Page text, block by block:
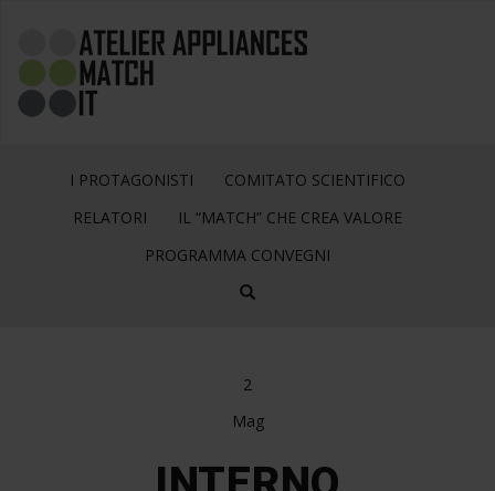
I PROTAGONISTI
COMITATO SCIENTIFICO
RELATORI
IL “MATCH” CHE CREA VALORE
PROGRAMMA CONVEGNI
2
Mag